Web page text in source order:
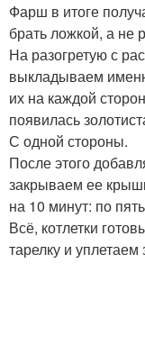
Фарш в итоге
брать ложкой, а не
На разогретую с
выкладываем
их на каждой
появилась
С одной стороны.
После этого
закрываем ее
на 10 минут: по
Всё, котлетки
тарелку и